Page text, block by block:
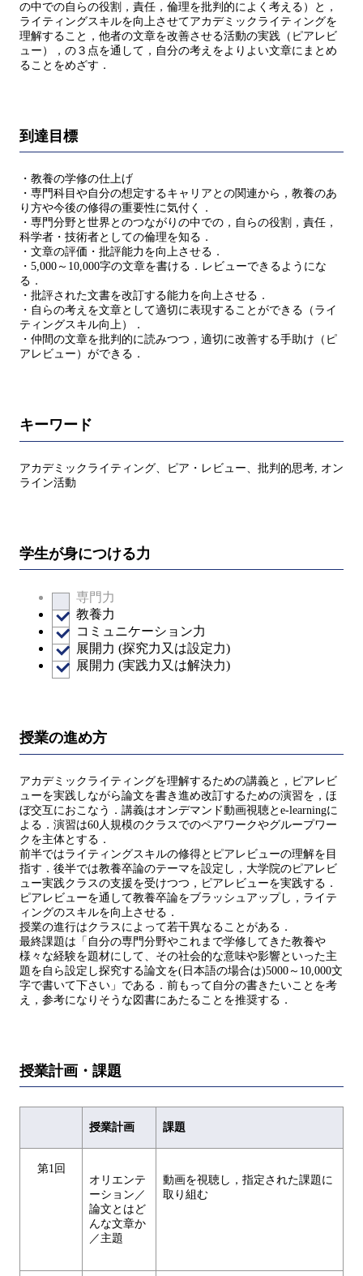
の中での自らの役割，責任，倫理を批判的によく考える）と，
ライティングスキルを向上させてアカデミックライティングを
理解すること，他者の文章を改善させる活動の実践（ピアレビ
ュー），の３点を通して，自分の考えをよりよい文章にまとめ
ることをめざす．
到達目標
・教養の学修の仕上げ
・専門科目や自分の想定するキャリアとの関連から，教養のあ
り方や今後の修得の重要性に気付く．
・専門分野と世界とのつながりの中での，自らの役割，責任，
科学者・技術者としての倫理を知る．
・文章の評価・批評能力を向上させる．
・5,000～10,000字の文章を書ける．レビューできるようにな
る．
・批評された文書を改訂する能力を向上させる．
・自らの考えを文章として適切に表現することができる（ライ
ティングスキル向上）．
・仲間の文章を批判的に読みつつ，適切に改善する手助け（ピ
アレビュー）ができる．
キーワード
アカデミックライティング、ピア・レビュー、批判的思考, オン
ライン活動
学生が身につける力
専門力
教養力
コミュニケーション力
展開力 (探究力又は設定力)
展開力 (実践力又は解決力)
授業の進め方
アカデミックライティングを理解するための講義と，ピアレビ
ューを実践しながら論文を書き進め改訂するための演習を，ほ
ぼ交互におこなう．講義はオンデマンド動画視聴とe-learningに
よる．演習は60人規模のクラスでのペアワークやグループワー
クを主体とする．
前半ではライティングスキルの修得とピアレビューの理解を目
指す．後半では教養卒論のテーマを設定し，大学院のピアレビ
ュー実践クラスの支援を受けつつ，ピアレビューを実践する．
ピアレビューを通して教養卒論をブラッシュアップし，ライテ
ィングのスキルを向上させる．
授業の進行はクラスによって若干異なることがある．
最終課題は「自分の専門分野やこれまで学修してきた教養や
様々な経験を題材にして、その社会的な意味や影響といった主
題を自ら設定し探究する論文を(日本語の場合は)5000～10,000文
字で書いて下さい」である．前もって自分の書きたいことを考
え，参考になりそうな図書にあたることを推奨する．
授業計画・課題
授業計画 課題
第1回
オリエンテ
ーション／
論文とはど
んな文章か
／主題
動画を視聴し，指定された課題に
取り組む